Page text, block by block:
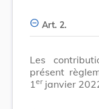
Art. 2.
Les
présent
1 erjanvier